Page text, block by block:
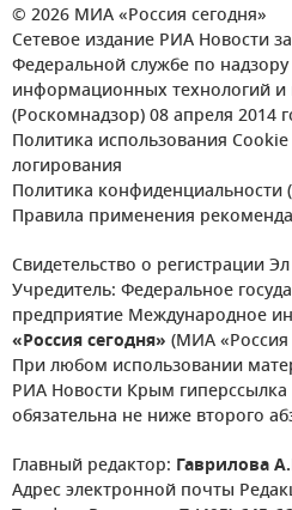
© 2026 МИА «Россия сегодня»
Сетевое издание РИА Новости
Федеральной службе по
информационных технологий
(Роскомнадзор) 08 апреля 2014
Политика использования
логирования
Политика конфиденциальности
Правила применения
Свидетельство о регистрации
Учредитель: Федеральное
предприятие Международное
«Россия сегодня» (МИА «Россия
При любом использовании
РИА Новости Крым
обязательна не ниже второго
Главный редактор: Гаврилова
Адрес электронной почты